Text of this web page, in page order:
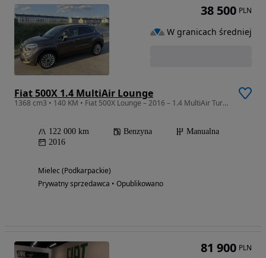
Fiat 500X 1.4 MultiAir Lounge
1368 cm3 • 140 KM • Fiat 500X Lounge – 2016 – 1.4 MultiAir Turbo 140 KM
122 000 km Benzyna
Manualna
2016
Mielec (Podkarpackie)
Prywatny sprzedawca • Opublikowano
38 500 PLN
W granicach średniej
81 900 PLN